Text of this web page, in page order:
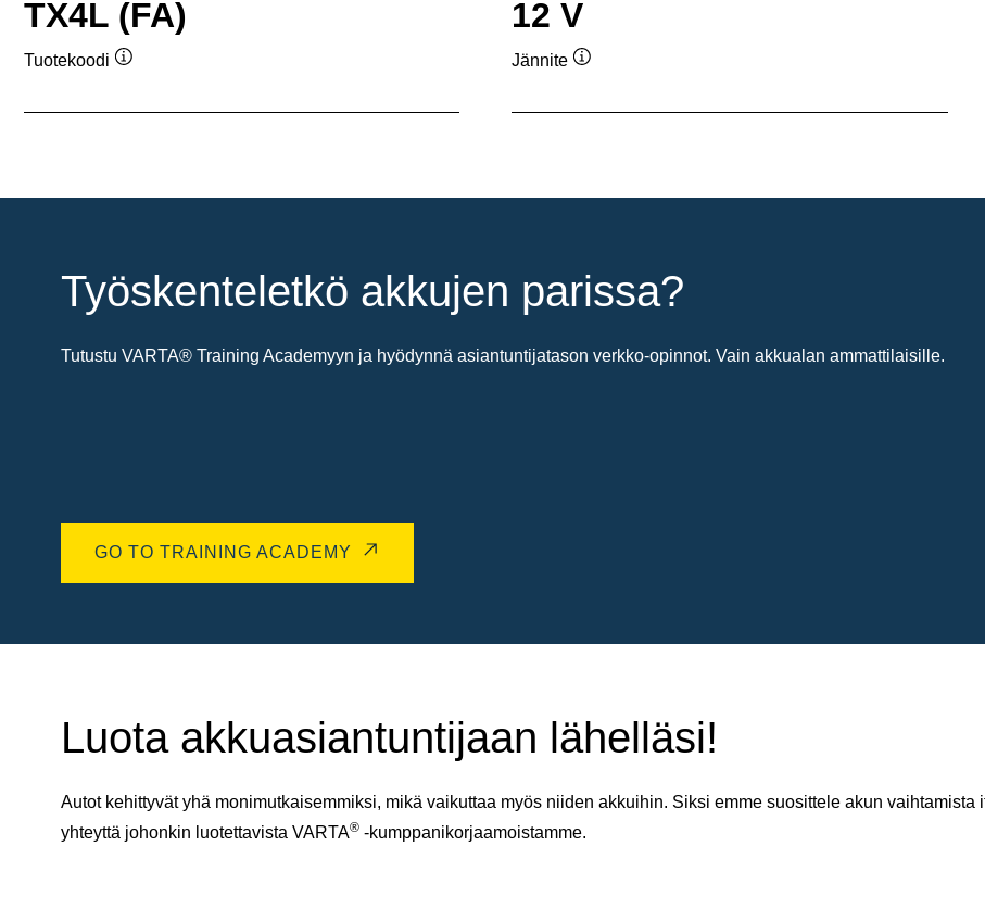
TX4L (FA)
Tuotekoodi
12 V
Jännite
Työskenteletkö akkujen parissa?
Tutustu VARTA® Training Academyyn ja hyödynnä asiantuntijatason verkko-opinnot. Vain akkualan ammattilaisille.
GO TO TRAINING ACADEMY
Luota akkuasiantuntijaan lähelläsi!
Autot kehittyvät yhä monimutkaisemmiksi, mikä vaikuttaa myös niiden akkuihin. Siksi emme suosittele akun
yhteyttä johonkin luotettavista VARTA® -kumppanikorjaamoistamme.